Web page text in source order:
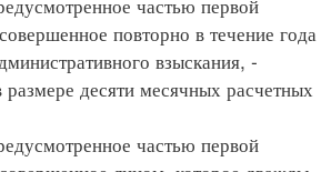
повторно в течение года
взыскания, -
десяти месячных расчетных
частью первой